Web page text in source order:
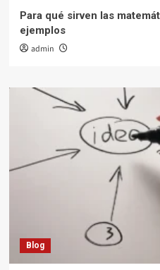
Para qué sirven las
ejemplos
admin
Blog